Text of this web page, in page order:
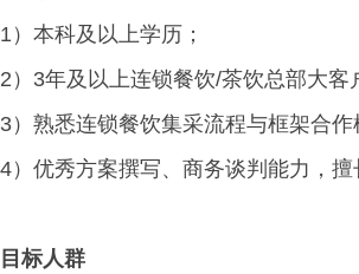
1）本科及以上学历；
2）3年及以上连锁餐饮/茶饮总部大
3）熟悉连锁餐饮集采流程与框架合
4）优秀方案撰写、商务谈判能力，
目标人群